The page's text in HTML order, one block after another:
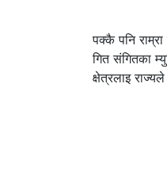
पक्कै पनि
गित संगितका
क्षेत्रलाइ